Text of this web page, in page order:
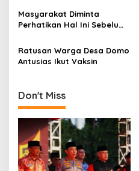
t
o
Harga Beras Nasional
Masyarakat Diminta
Perhatikan Hal Ini Sebelum
Ratusan Warga Desa Domo
Antusias Ikut Vaksin
Don't Miss